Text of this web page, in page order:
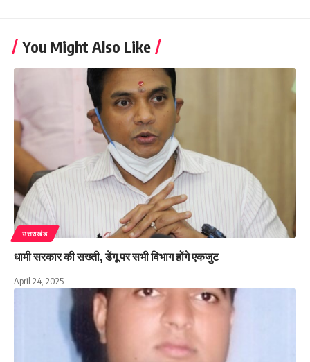
You Might Also Like
उत्तराखंड
धामी सरकार की सख्ती, डेंगू पर सभी विभाग होंगे एकजुट
April 24, 2025